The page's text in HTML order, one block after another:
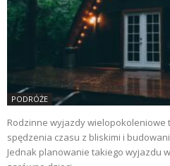
PODRÓŻE
Rodzinne wyjazdy wielopokoleniowe
spędzenia czasu z bliskimi i
Jednak planowanie takiego wyjazdu